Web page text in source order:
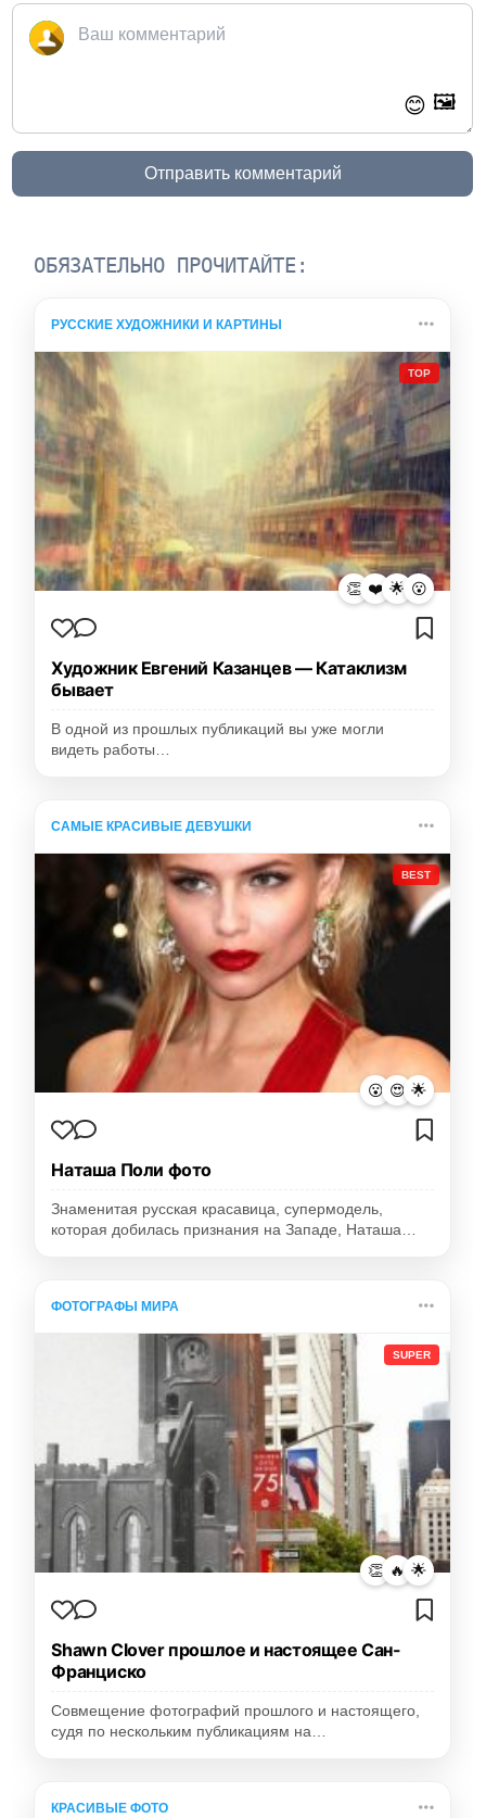
😊 🖼️
Отправить комментарий
ОБЯЗАТЕЛЬНО ПРОЧИТАЙТЕ:
РУССКИЕ ХУДОЖНИКИ И КАРТИНЫ
TOP
👏 ❤️ 🌟 😮
Художник Евгений Казанцев — Катаклизм
бывает
В одной из прошлых публикаций вы уже могли
видеть работы…
САМЫЕ КРАСИВЫЕ ДЕВУШКИ
BEST
😮 😍 🌟
Наташа Поли фото
Знаменитая русская красавица, супермодель,
которая добилась признания на Западе, Наташа…
ФОТОГРАФЫ МИРА
SUPER
👏 🔥 🌟
Shawn Clover прошлое и настоящее Сан-
Франциско
Совмещение фотографий прошлого и настоящего,
судя по нескольким публикациям на…
КРАСИВЫЕ ФОТО